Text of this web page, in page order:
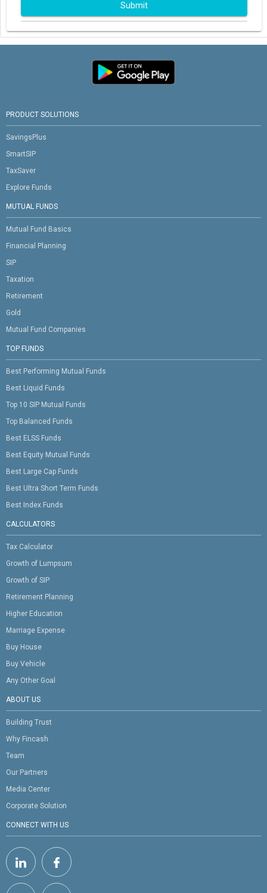
Submit
PRODUCT SOLUTIONS
SavingsPlus
SmartSIP
TaxSaver
Explore Funds
MUTUAL FUNDS
Mutual Fund Basics
Financial Planning
SIP
Taxation
Retirement
Gold
Mutual Fund Companies
TOP FUNDS
Best Performing Mutual Funds
Best Liquid Funds
Top 10 SIP Mutual Funds
Top Balanced Funds
Best ELSS Funds
Best Equity Mutual Funds
Best Large Cap Funds
Best Ultra Short Term Funds
Best Index Funds
CALCULATORS
Tax Calculator
Growth of Lumpsum
Growth of SIP
Retirement Planning
Higher Education
Marriage Expense
Buy House
Buy Vehicle
Any Other Goal
ABOUT US
Building Trust
Why Fincash
Team
Our Partners
Media Center
Corporate Solution
CONNECT WITH US